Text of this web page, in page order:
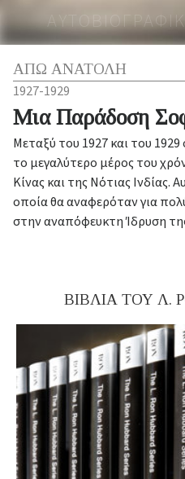
ΑΠΩ ΑΝΑΤΟΛΗ
1927-1929
Μια Παράδοση
Μεταξύ του 1927 και του
το μεγαλύτερο μέρος του
Κίνας και της Νότιας Ινδίας.
οποία θα αναφερόταν για
στην αναπόφευκτη Ίδρυση
ΒΙΒΛΙΑ ΤΟΥ Λ.